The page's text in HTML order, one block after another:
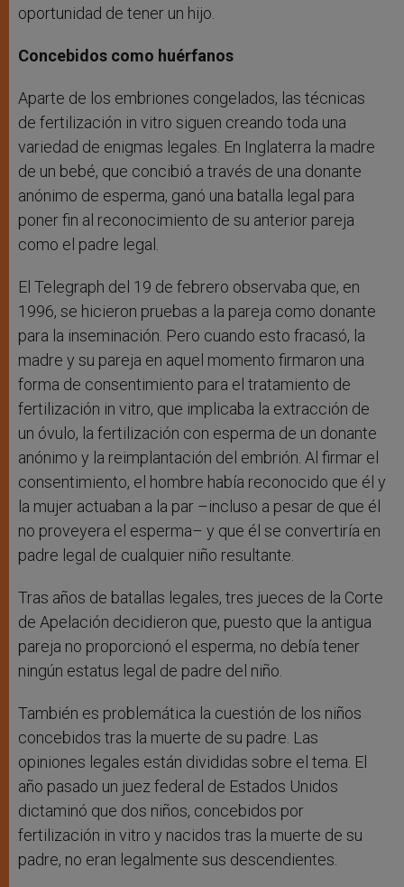
oportunidad de tener un hijo.
Concebidos como huérfanos
Aparte de los embriones congelados, las técnicas
de fertilización in vitro siguen creando toda una
variedad de enigmas legales. En Inglaterra la madre
de un bebé, que concibió a través de una donante
anónimo de esperma, ganó una batalla legal para
poner fin al reconocimiento de su anterior pareja
como el padre legal.
El Telegraph del 19 de febrero observaba que, en
1996, se hicieron pruebas a la pareja como donante
para la inseminación. Pero cuando esto fracasó, la
madre y su pareja en aquel momento firmaron una
forma de consentimiento para el tratamiento de
fertilización in vitro, que implicaba la extracción de
un óvulo, la fertilización con esperma de un donante
anónimo y la reimplantación del embrión. Al firmar el
consentimiento, el hombre había reconocido que él y
la mujer actuaban a la par –incluso a pesar de que él
no proveyera el esperma– y que él se convertiría en
padre legal de cualquier niño resultante.
Tras años de batallas legales, tres jueces de la Corte
de Apelación decidieron que, puesto que la antigua
pareja no proporcionó el esperma, no debía tener
ningún estatus legal de padre del niño.
También es problemática la cuestión de los niños
concebidos tras la muerte de su padre. Las
opiniones legales están divididas sobre el tema. El
año pasado un juez federal de Estados Unidos
dictaminó que dos niños, concebidos por
fertilización in vitro y nacidos tras la muerte de su
padre, no eran legalmente sus descendientes.